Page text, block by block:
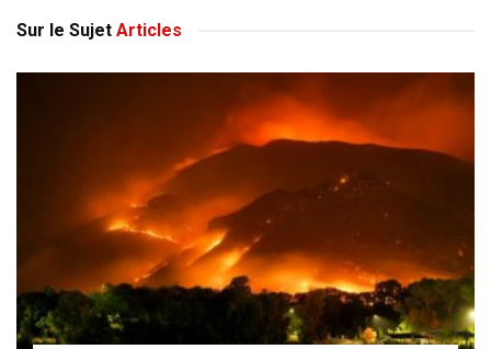
Sur le Sujet Articles